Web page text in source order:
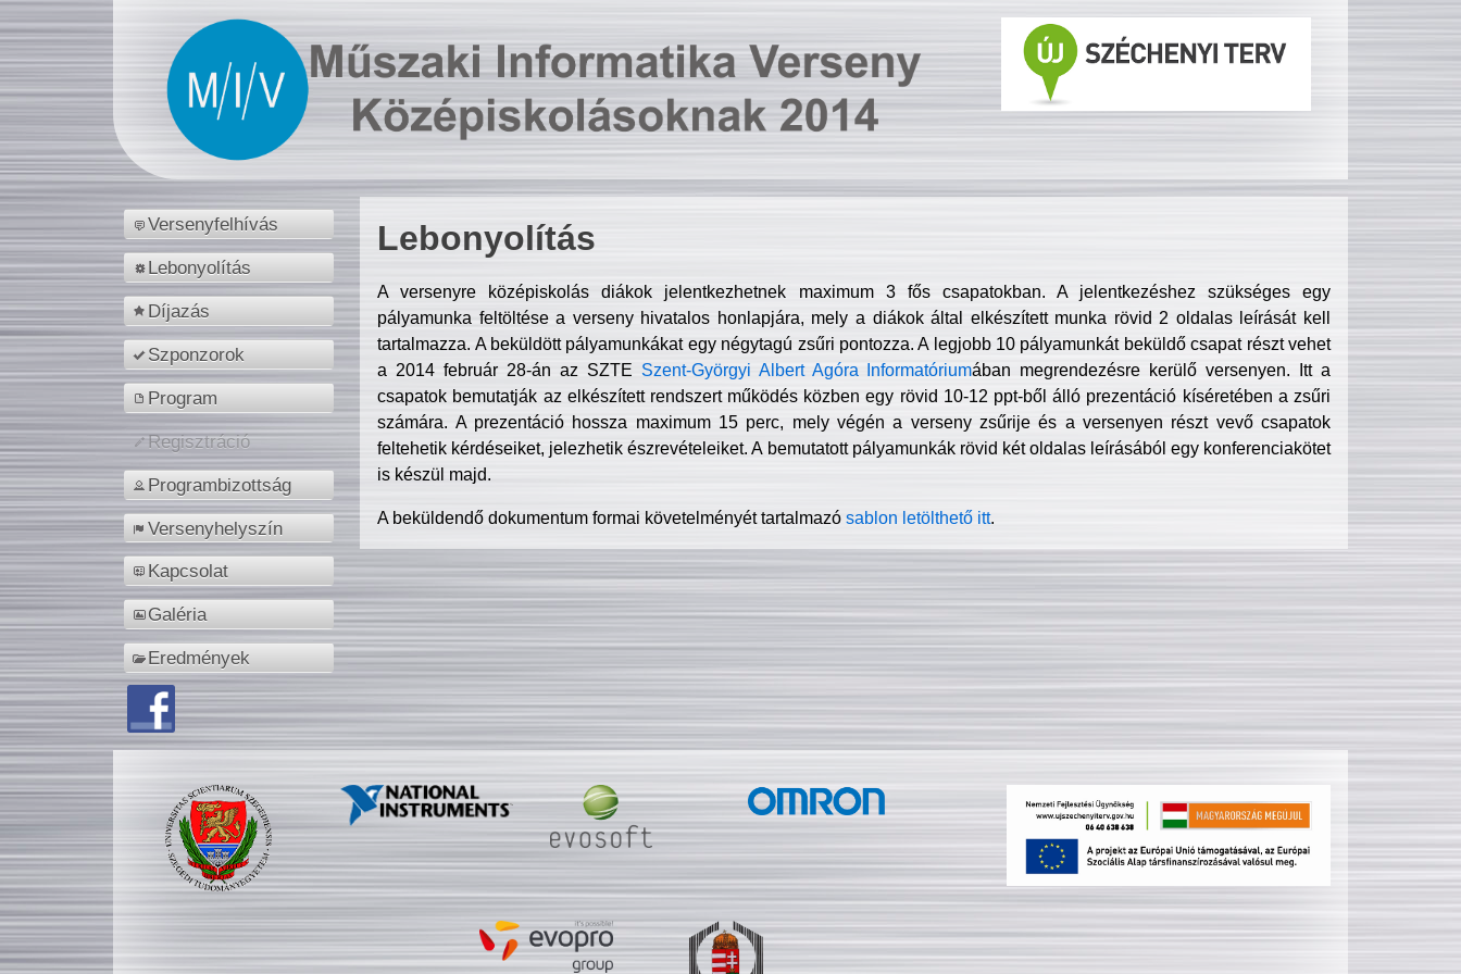
Versenyfelhívás
Lebonyolítás
Díjazás
Szponzorok
Program
Regisztráció
Programbizottság
Versenyhelyszín
Kapcsolat
Galéria
Eredmények
Lebonyolítás
A versenyre középiskolás diákok jelentkezhetnek maximum 3 fős csapatokban. A jelentkezéshez szükséges egy
pályamunka feltöltése a verseny hivatalos honlapjára, mely a diákok által elkészített munka rövid 2 oldalas leírását kell
tartalmazza. A beküldött pályamunkákat egy négytagú zsűri pontozza. A legjobb 10 pályamunkát beküldő csapat részt vehet
a 2014 február 28-án az SZTE Szent-Györgyi Albert Agóra Informatóriumában megrendezésre kerülő versenyen. Itt a
csapatok bemutatják az elkészített rendszert működés közben egy rövid 10-12 ppt-ből álló prezentáció kíséretében a zsűri
számára. A prezentáció hossza maximum 15 perc, mely végén a verseny zsűrije és a versenyen részt vevő csapatok
feltehetik kérdéseiket, jelezhetik észrevételeiket. A bemutatott pályamunkák rövid két oldalas leírásából egy konferenciakötet
is készül majd.
A beküldendő dokumentum formai követelményét tartalmazósablon letölthető itt.